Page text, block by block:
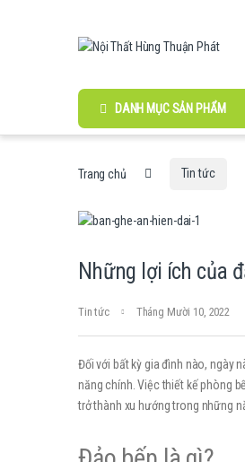
DANH MỤC SẢN PHẨM
Trang chủ Tin tức
Những lợi ích của
Tin tức Tháng Mười 10, 2022
Đối với bất kỳ gia đình nào, ngày
năng chính. Việc thiết kế phòng
trở thành xu hướng trong những